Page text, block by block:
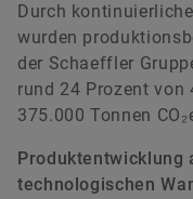
Durch
wurden
der Schaeffler
rund 24 Prozent von
375.000 Tonnen
Produktentwicklung
technologischen